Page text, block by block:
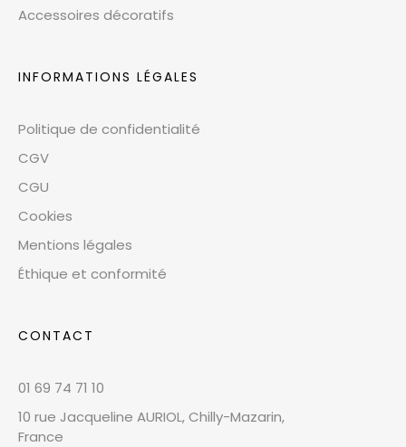
Accessoires décoratifs
INFORMATIONS LÉGALES
Politique de confidentialité
CGV
CGU
Cookies
Mentions légales
Éthique et conformité
CONTACT
01 69 74 71 10
10 rue Jacqueline AURIOL, Chilly-Mazarin,
France